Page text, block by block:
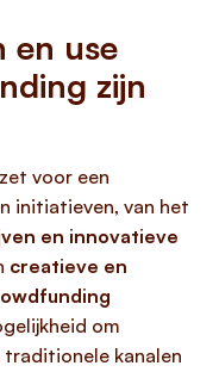
en use
zijn
voor een
initiatieven, van het
en innovatieve
creatieve en
om
traditionele kanalen